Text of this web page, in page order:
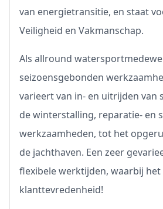
van energietransitie, en staat
Veiligheid en Vakmanschap.
Als allround
seizoensgebonden
varieert van in- en uitrijden van
de winterstalling, reparatie- en
werkzaamheden, tot het
de jachthaven. Een zeer
flexibele werktijden, waarbij het
klanttevredenheid!